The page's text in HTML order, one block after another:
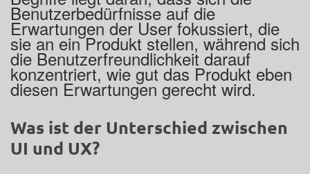
Benutzerbedürfnisse auf die
Erwartungen der User fokussiert, die
sie an ein Produkt stellen, während sich
die Benutzerfreundlichkeit darauf
konzentriert, wie gut das Produkt eben
diesen Erwartungen gerecht wird.
Was ist der Unterschied zwischen
UI und UX?